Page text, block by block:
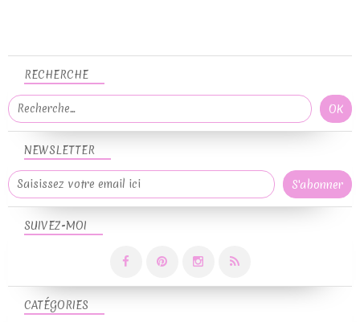
NEWSLETTER
SUIVEZ-MOI
RECHERCHE
CATÉGORIES